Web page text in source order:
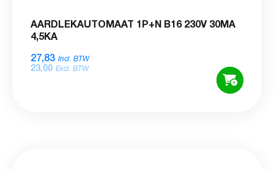
AARDLEKAUTOMAAT 1P+N B16 230V 30MA
4,5KA
27,83 Incl. BTW
23,00 Excl. BTW